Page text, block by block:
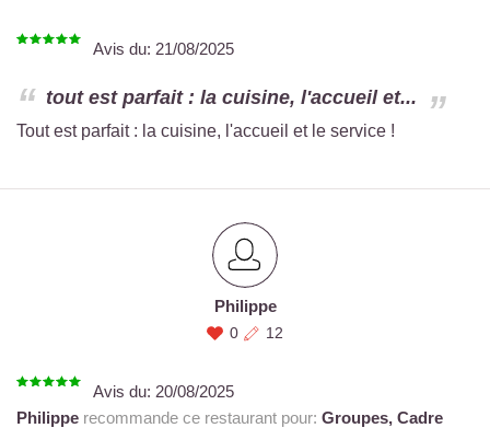
Avis du: 21/08/2025
tout est parfait : la cuisine, l'accueil et...
Tout est parfait : la cuisine, l'accueil et le service !
Philippe
0 12
Avis du: 20/08/2025
Philippe recommande ce restaurant pour: Groupes, Cadre